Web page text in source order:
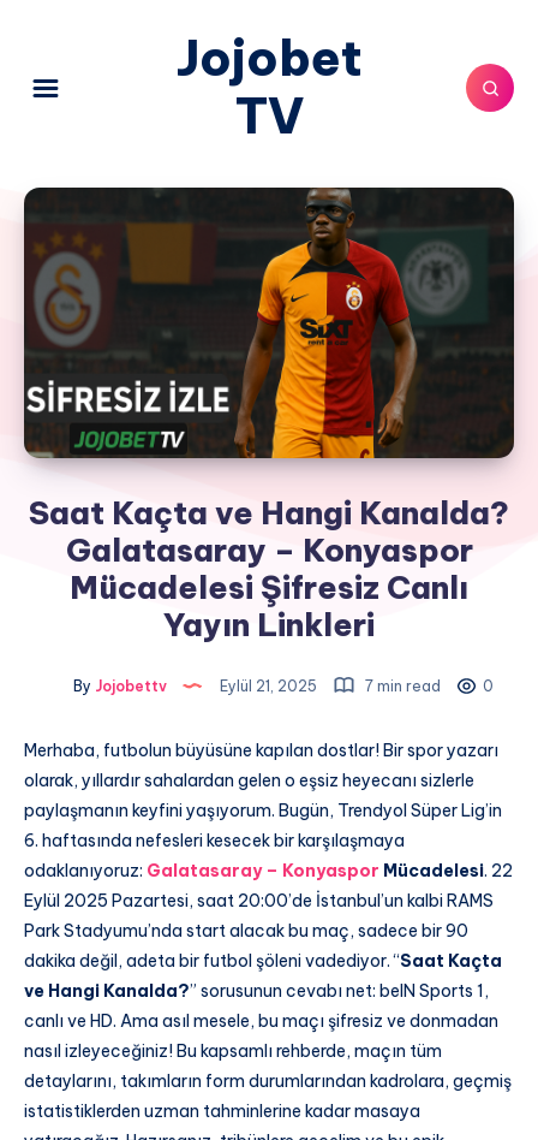
Jojobet
TV
Saat Kaçta ve Hangi Kanalda?
Galatasaray – Konyaspor
Mücadelesi Şifresiz Canlı
Yayın Linkleri
By Jojobettv Eylül 21, 2025 7 min read 0
Merhaba, futbolun büyüsüne kapılan dostlar! Bir spor yazarı
olarak, yıllardır sahalardan gelen o eşsiz heyecanı sizlerle
paylaşmanın keyfini yaşıyorum. Bugün, Trendyol Süper Lig’in
6. haftasında nefesleri kesecek bir karşılaşmaya
odaklanıyoruz: Galatasaray – Konyaspor Mücadelesi. 22
Eylül 2025 Pazartesi, saat 20:00’de İstanbul’un kalbi RAMS
Park Stadyumu’nda start alacak bu maç, sadece bir 90
dakika değil, adeta bir futbol şöleni vadediyor. “Saat Kaçta
ve Hangi Kanalda?” sorusunun cevabı net: beIN Sports 1,
canlı ve HD. Ama asıl mesele, bu maçı şifresiz ve donmadan
nasıl izleyeceğiniz! Bu kapsamlı rehberde, maçın tüm
detaylarını, takımların form durumlarından kadrolara, geçmiş
istatistiklerden uzman tahminlerine kadar masaya